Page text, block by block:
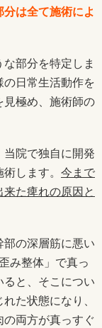
は全て施術によ
部分を特定しま
日常生活動作を
見極め、施術師の
院で独自に開発
します。 今まで
た痺れの原因と
部の深層筋に悪い
み整体」で真っ
と、そこについ
た状態になり、
両方が真っすぐ